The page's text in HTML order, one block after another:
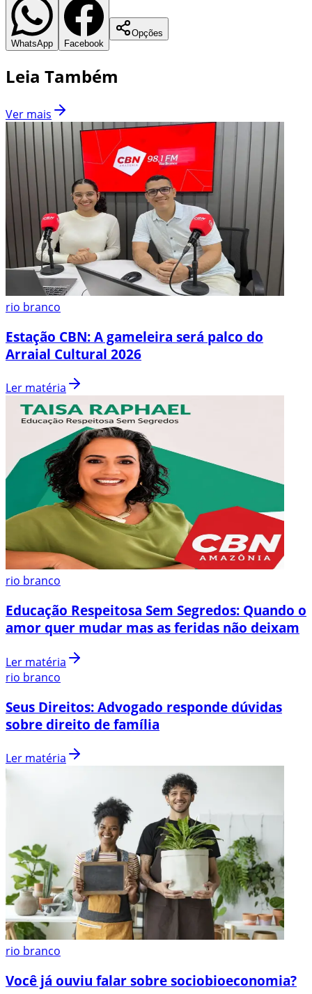
WhatsApp Facebook
Opções
Leia Também
Ver mais
rio branco
Estação CBN: A gameleira será palco do
Arraial Cultural 2026
Ler matéria
rio branco
Educação Respeitosa Sem Segredos: Quando o
amor quer mudar mas as feridas não deixam
Ler matéria
rio branco
Seus Direitos: Advogado responde dúvidas
sobre direito de família
Ler matéria
rio branco
Você já ouviu falar sobre sociobioeconomia?